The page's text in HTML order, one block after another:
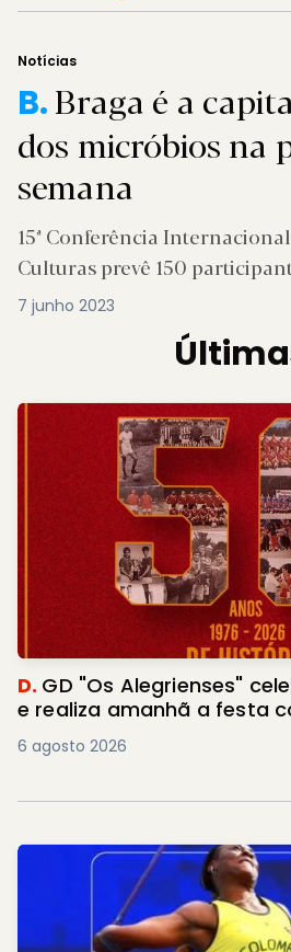
Notícias
B.Braga é a
dos micróbios na
semana
15ª Conferência
Culturas prevê 150
7 junho 2023
D. GD "Os Alegrienses"
e realiza amanhã a festa
6 agosto 2026